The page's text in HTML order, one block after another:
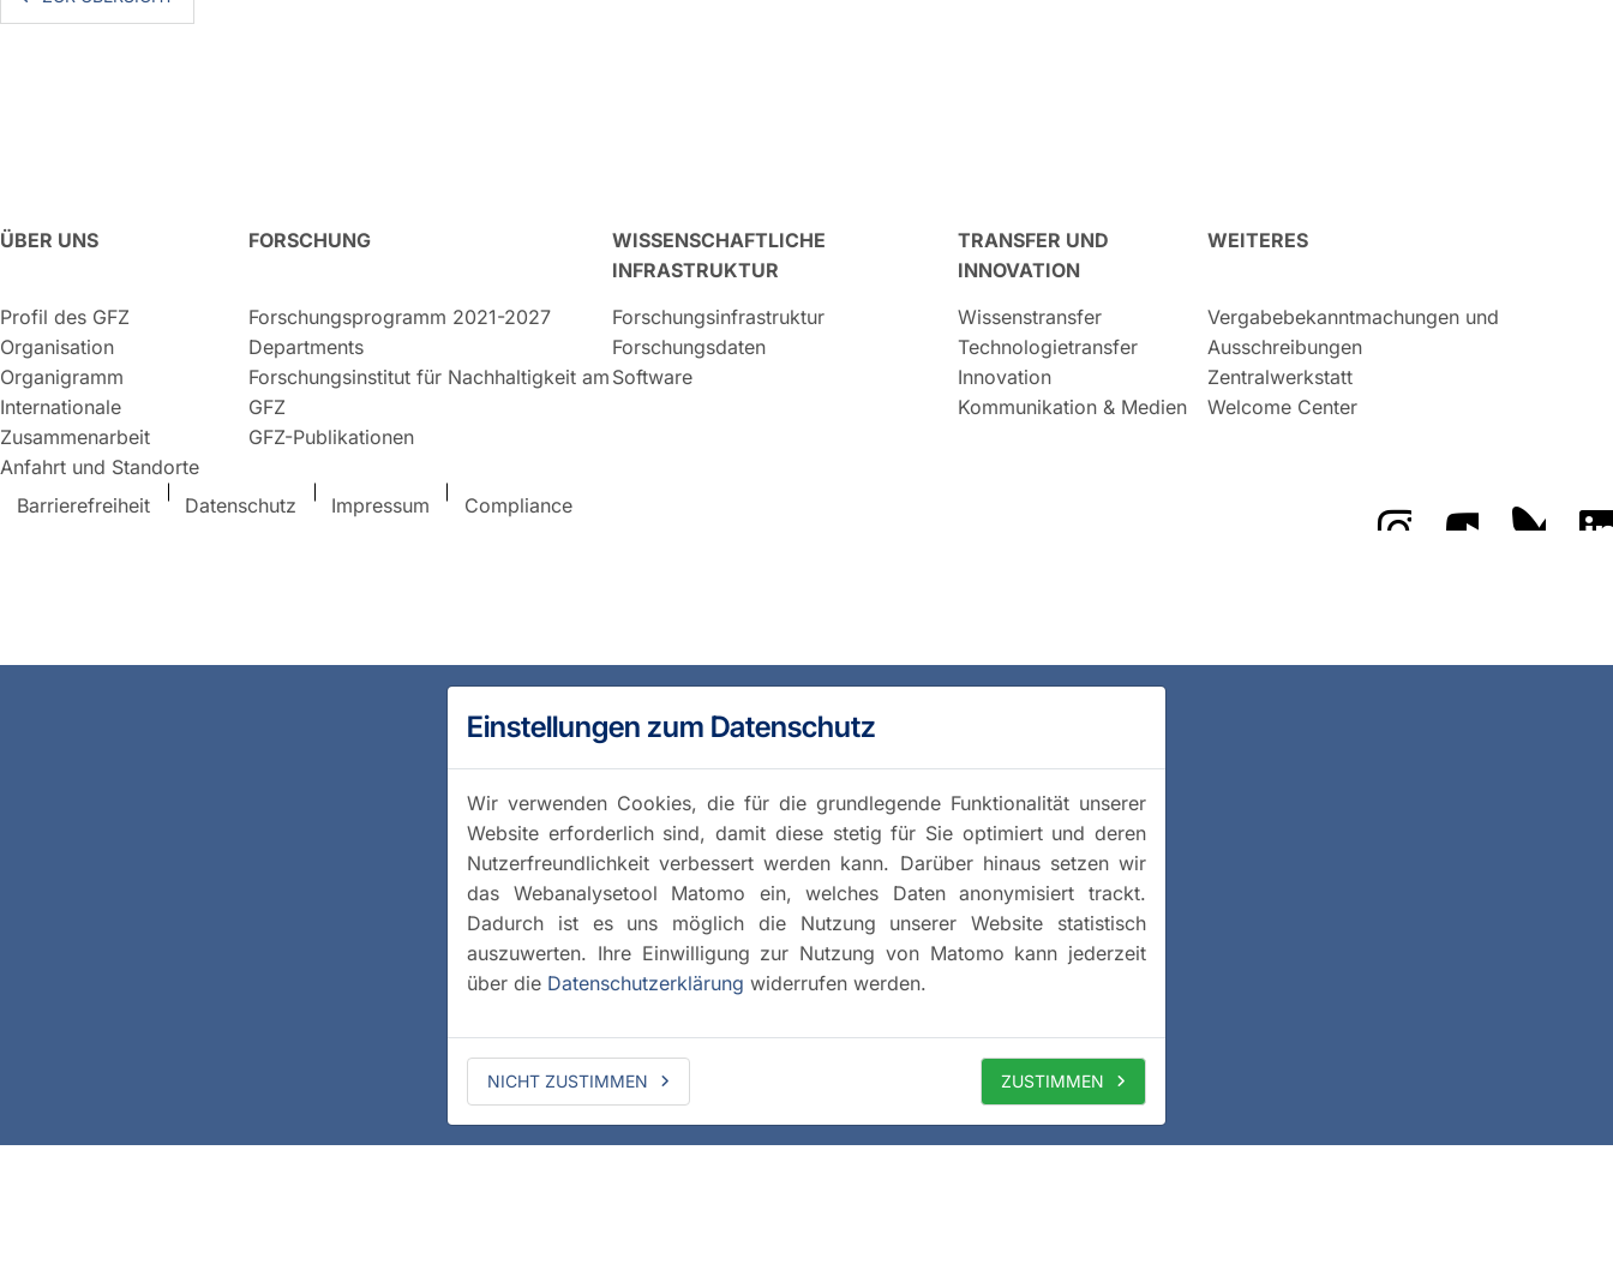
ÜBER UNS
Profil des GFZ
Organisation
Organigramm
Internationale
Zusammenarbeit
Anfahrt und Standorte
FORSCHUNG
Forschungsprogramm 2021-2027
Departments
Forschungsinstitut für Nachhaltigkeit am
GFZ
GFZ-Publikationen
WISSENSCHAFTLICHE
INFRASTRUKTUR
Forschungsinfrastruktur
Forschungsdaten
Software
TRANSFER UND
INNOVATION
Wissenstransfer
Technologietransfer
Innovation
Kommunikation & Medien
WEITERES
Vergabebekanntmachungen und
Ausschreibungen
Zentralwerkstatt
Welcome Center
Barrierefreiheit Datenschutz Impressum Compliance Das GFZ aufDas GFZ auf
Das
Einstellungen zum Datenschutz
Wir verwenden Cookies, die für die grundlegende Funktionalität unserer
Website erforderlich sind, damit diese stetig für Sie optimiert und deren
Nutzerfreundlichkeit verbessert werden kann. Darüber hinaus setzen wir
das Webanalysetool Matomo ein, welches Daten anonymisiert trackt.
Dadurch ist es uns möglich die Nutzung unserer Website statistisch
auszuwerten. Ihre Einwilligung zur Nutzung von Matomo kann jederzeit
über die Datenschutzerklärung widerrufen werden.
NICHT ZUSTIMMEN ZUSTIMMEN